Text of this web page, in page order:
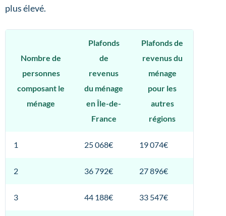
plus élevé.
Nombre de
personnes
composant le
ménage
Plafonds
de
revenus
du ménage
en Île-de-
France
Plafonds de
revenus du
ménage
pour les
autres
régions
1 25 068€ 19 074€
2 36 792€ 27 896€
3 44 188€ 33 547€